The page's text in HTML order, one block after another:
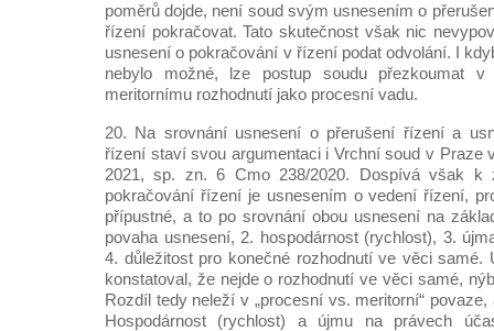
poměrů dojde, není soud svým usnesením o
řízení pokračovat. Tato skutečnost však nic
usnesení o pokračování v řízení podat odvolání. I
nebylo možné, lze postup soudu přezkoumat
meritornímu rozhodnutí jako procesní vadu.
20. Na srovnání usnesení o přerušení řízení a
řízení staví svou argumentaci i Vrchní soud v Praze
2021, sp. zn. 6 Cmo 238/2020. Dospívá však k
pokračování řízení je usnesením o vedení řízení,
přípustné, a to po srovnání obou usnesení na
povaha usnesení, 2. hospodárnost (rychlost), 3.
4. důležitost pro konečné rozhodnutí ve věci samé.
konstatoval, že nejde o rozhodnutí ve věci samé,
Rozdíl tedy neleží v „procesní vs. meritorní“
Hospodárnost (rychlost) a újmu na právech